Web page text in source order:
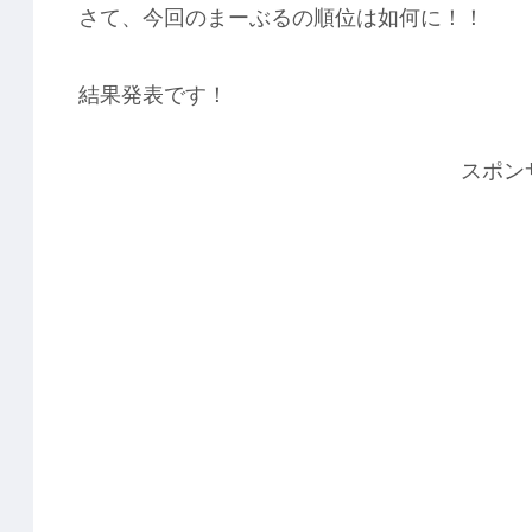
さて、今回のまーぶるの順位は如何に！！
結果発表です！
スポン